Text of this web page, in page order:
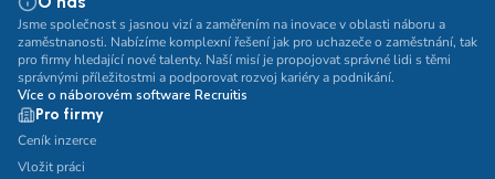
Jsme společnost s jasnou vizí a zaměřením na inovace v oblasti náboru a
zaměstnanosti. Nabízíme komplexní řešení jak pro uchazeče o zaměstnání, tak
pro firmy hledající nové talenty. Naší misí je propojovat správné lidi s těmi
správnými příležitostmi a podporovat rozvoj kariéry a podnikání.
Více o náborovém software Recruitis
Pro firmy
Ceník inzerce
Vložit práci